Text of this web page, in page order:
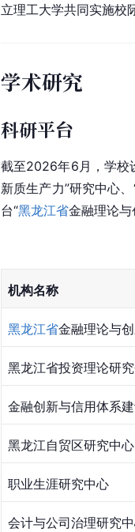
立理工大学共同实施校
学术研究
科研平台
截至2026年6月，学校
新质生产力”研究中心
台“黑龙江省金融理论与
机构名称
黑龙江省金融理论与
黑龙江省投资理论研
金融创新与信用体系
黑龙江自贸区研究中心
职业生涯研究中心
会计与公司治理研究